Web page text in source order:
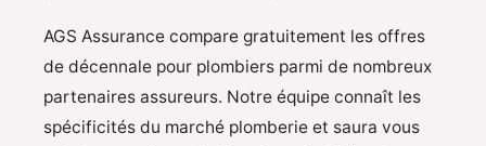
AGS Assurance compare gratuitement les offres
de décennale pour plombiers parmi de nombreux
partenaires assureurs. Notre équipe connaît les
spécificités du marché plomberie et saura vous